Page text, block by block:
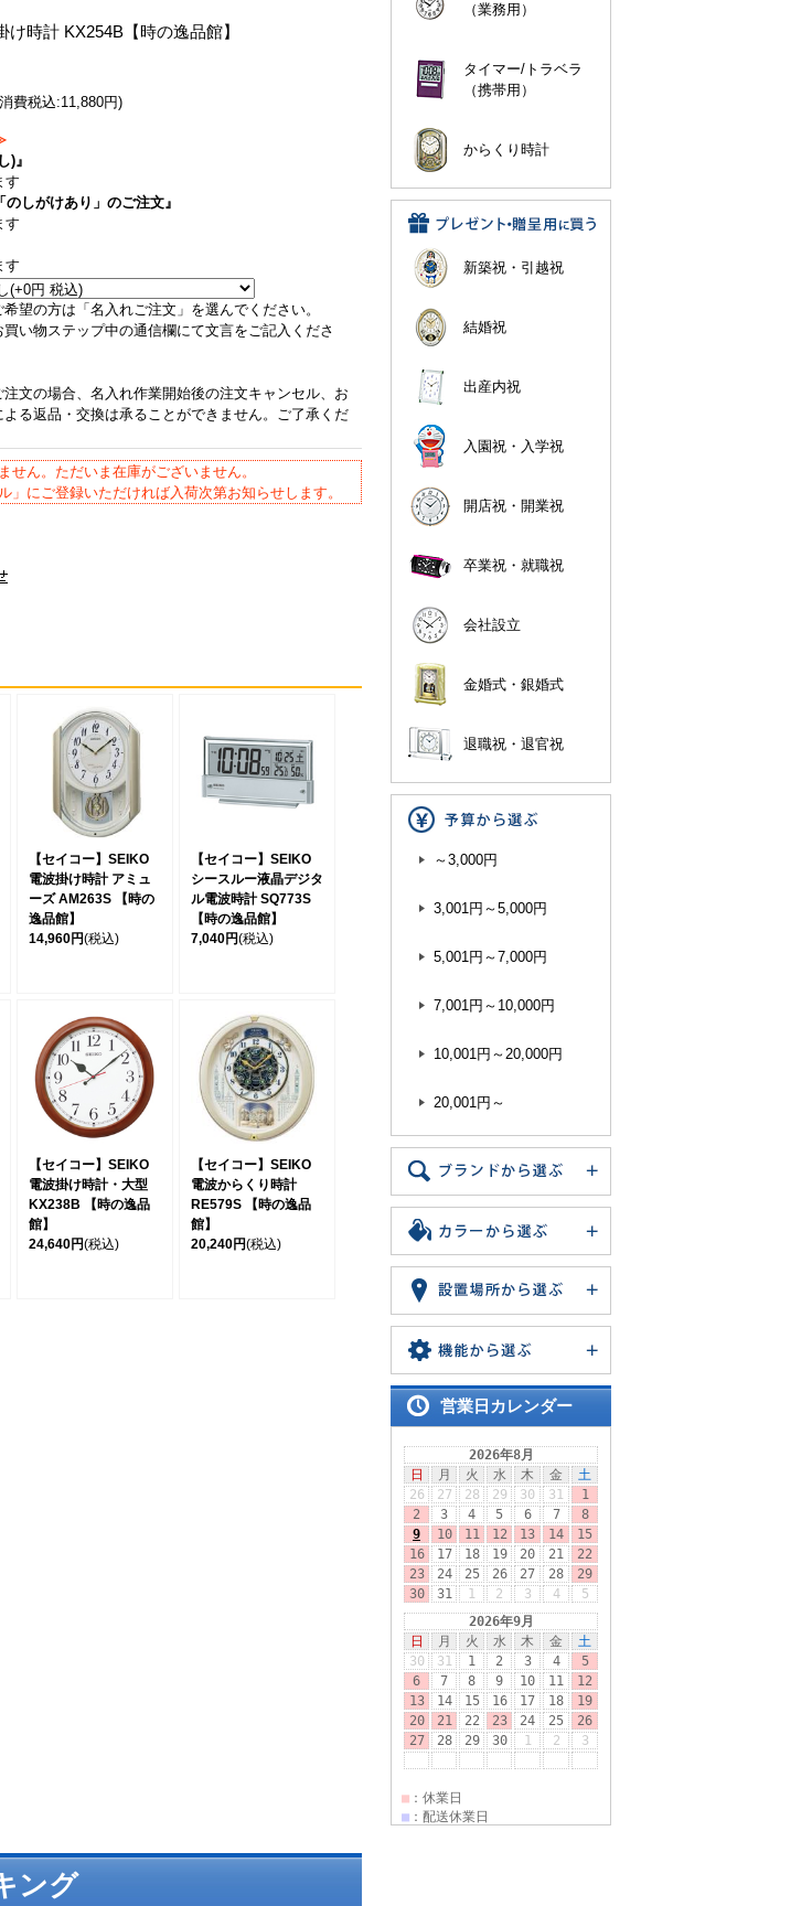
け時計 KX254B【時の逸品館】
費税込:11,880円)
)』
す
しがけあり」のご注文』
す
す
望の方は「名入れご注文」を選んでください。
買い物ステップ中の通信欄にて文言をご記入くださ
注文の場合、名入れ作業開始後の注文キャンセル、お
よる返品・交換は承ることができません。ご了承くだ
せん。ただいま在庫がございません。
」にご登録いただければ入荷次第お知らせします。
【セイコー】SEIKO
電波掛け時計 アミュ
ーズ AM263S 【時の
逸品館】
14,960円(税込)
【セイコー】SEIKO
シースルー液晶デジタ
ル電波時計 SQ773S
【時の逸品館】
7,040円(税込)
【セイコー】SEIKO
電波掛け時計・大型
KX238B 【時の逸品
館】
24,640円(税込)
【セイコー】SEIKO
電波からくり時計
RE579S 【時の逸品
館】
20,240円(税込)
（業務用）
タイマー/トラベラ
（携帯用）
からくり時計
新築祝・引越祝
結婚祝
出産内祝
入園祝・入学祝
開店祝・開業祝
卒業祝・就職祝
会社設立
金婚式・銀婚式
退職祝・退官祝
～3,000円
3,001円～5,000円
5,001円～7,000円
7,001円～10,000円
10,001円～20,000円
20,001円～
営業日カレンダー
ング